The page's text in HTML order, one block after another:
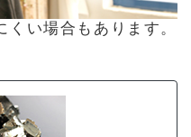
い場合もあります。